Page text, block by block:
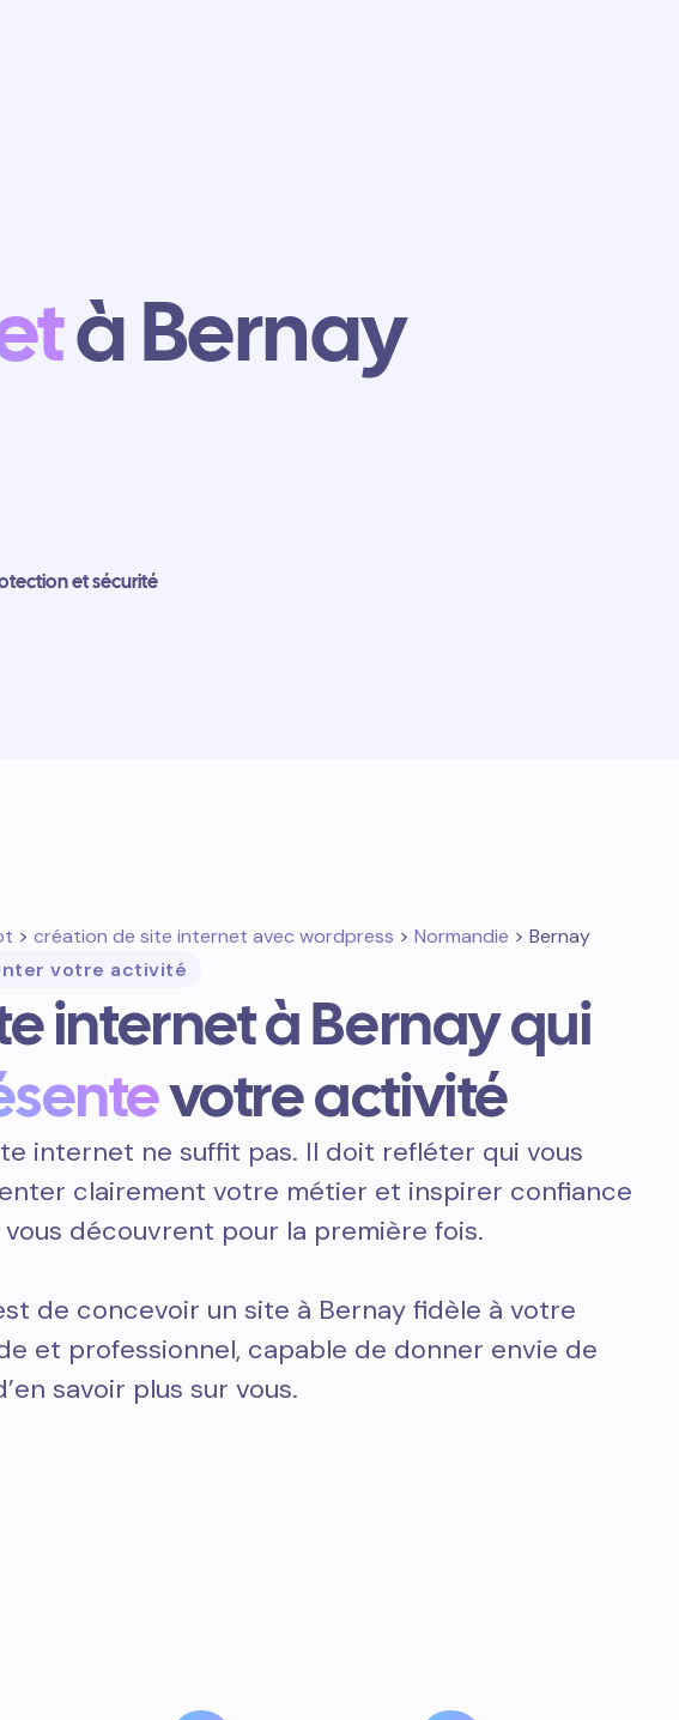
à Bernay
et sécurité
> création de site internet avec wordpress > Normandie > Bernay
votre activité
internet à Bernay qui
votre activité
internet ne suffit pas. Il doit refléter qui vous
clairement votre métier et inspirer confiance
vous découvrent pour la première fois.
de concevoir un site à Bernay fidèle à votre
et professionnel, capable de donner envie de
savoir plus sur vous.